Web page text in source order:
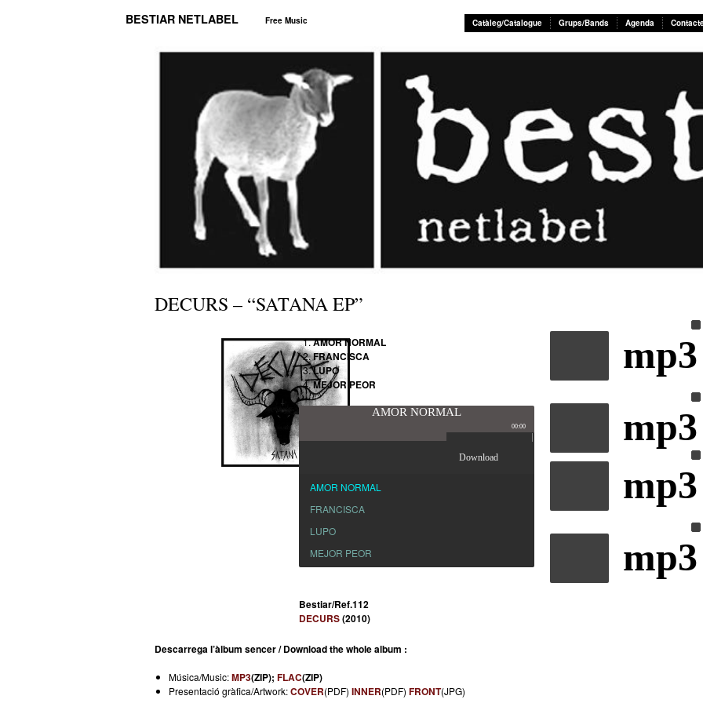
BESTIAR NETLABEL Free Music Catàleg/Catalogue Grups/Bands Agenda
DECURS – “SATANA EP”
AMOR NORMAL
FRANCISCA
LUPO
MEJOR PEOR
AMOR NORMAL
00:00
Download
AMOR NORMAL
FRANCISCA
LUPO
MEJOR PEOR
Bestiar/Ref.112
DECURS(2010)
mp3
mp3
mp3
mp3
Descarrega l’àlbum sencer / Download the whole album :
Música/Music:MP3(ZIP); FLAC(ZIP)
Presentació gràfica/Artwork:COVER(PDF) INNER(PDF) FRONT(JPG)